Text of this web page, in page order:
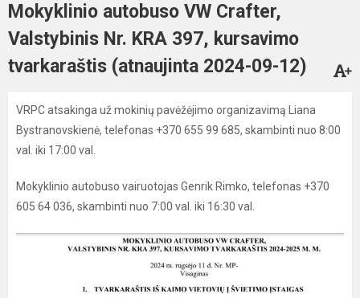
Mokyklinio autobuso VW Crafter,
Valstybinis Nr. KRA 397, kursavimo
tvarkaraštis (atnaujinta 2024-09-12)
VRPC atsakinga už mokinių pavėžėjimo organizavimą Liana
Bystranovskienė, telefonas +370 655 99 685, skambinti nuo 8:00
val. iki 17:00 val.
Mokyklinio autobuso vairuotojas Genrik Rimko, telefonas +370
605 64 036, skambinti nuo 7:00 val. iki 16:30 val.